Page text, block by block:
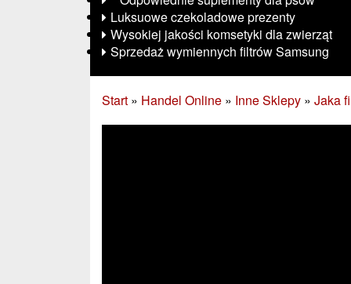
Luksuowe czekoladowe prezenty
Wysokiej jakości komsetyki dla zwierząt
Sprzedaż wymiennych filtrów Samsung
Start » Handel Online » Inne Sklepy » Jaka